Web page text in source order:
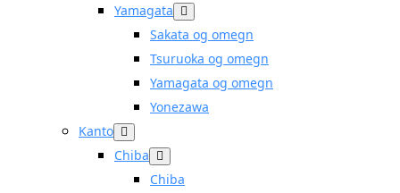
Yamagata
Sakata og omegn
Tsuruoka og omegn
Yamagata og omegn
Yonezawa
Kanto
Chiba
Chiba